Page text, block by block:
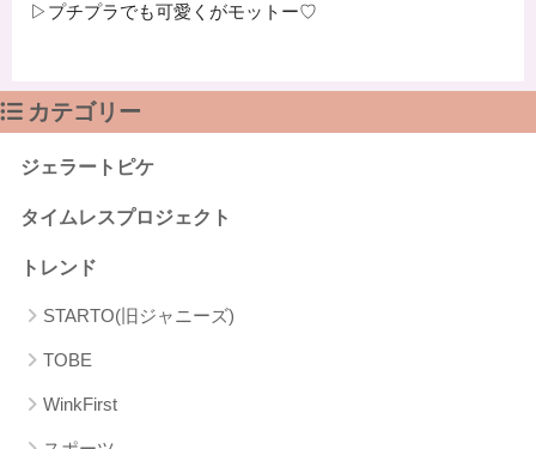
▷プチプラでも可愛くがモットー♡
カテゴリー
ジェラートピケ
タイムレスプロジェクト
トレンド
STARTO(旧ジャニーズ)
TOBE
WinkFirst